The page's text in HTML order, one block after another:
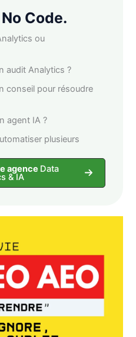
Code.
ou
audit Analytics ?
conseil pour résoudre
agent IA ?
plusieurs
agence Data
& IA